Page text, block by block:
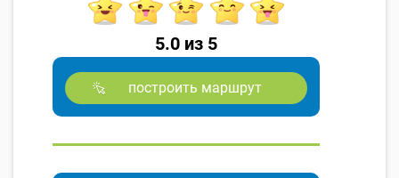
5.0 из 5
построить маршрут